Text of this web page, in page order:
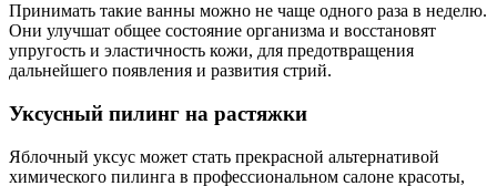
Принимать такие ванны можно не чаще одного раза в неделю.
Они улучшат общее состояние организма и восстановят
упругость и эластичность кожи, для предотвращения
дальнейшего появления и развития стрий.
Уксусный пилинг на растяжки
Яблочный уксус может стать прекрасной альтернативой
химического пилинга в профессиональном салоне красоты,